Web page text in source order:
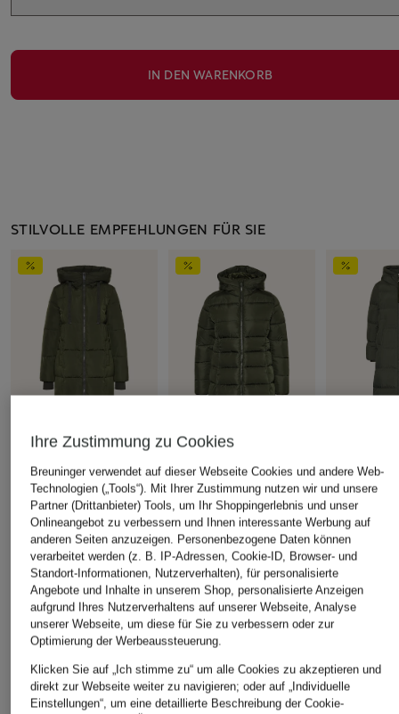
IN DEN WARENKORB
STILVOLLE EMPFEHLUNGEN FÜR SIE
MOS MOSH
Daunenmantel NOVA
CHF 249
Ursprünglich:CHF 309
SAVE THE DUCK
Steppmantel TAYLOR
CHF 169
Ursprünglich:CHF 349
darling
Steppjacke
CHF 139
Ursprünglich:
ÄHNLICHE ARTIKEL ENTDECKEN
Ihre Zustimmung zu Cookies
Breuninger verwendet auf dieser Webseite Cookies und andere Web-
Technologien („Tools“). Mit Ihrer Zustimmung nutzen wir und unsere
Partner (Drittanbieter) Tools, um Ihr Shoppingerlebnis und unser
Onlineangebot zu verbessern und Ihnen interessante Werbung auf
anderen Seiten anzuzeigen. Personenbezogene Daten können
verarbeitet werden (z. B. IP-Adressen, Cookie-ID, Browser- und
Standort-Informationen, Nutzerverhalten), für personalisierte
Angebote und Inhalte in unserem Shop, personalisierte Anzeigen
aufgrund Ihres Nutzerverhaltens auf unserer Webseite, Analyse
unserer Webseite, um diese für Sie zu verbessern oder zur
Optimierung der Werbeaussteuerung.
Klicken Sie auf „Ich stimme zu“ um alle Cookies zu akzeptieren und
direkt zur Webseite weiter zu navigieren; oder auf „Individuelle
Einstellungen“, um eine detaillierte Beschreibung der Cookie-